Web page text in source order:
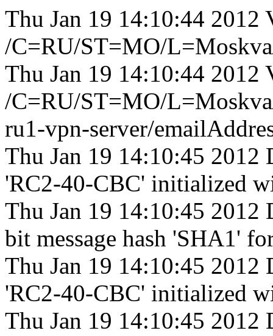
Thu Jan 19 14:10:44
/C=RU/ST=MO/
Thu Jan 19 14:10:44
/C=RU/ST=MO/
ru1-vpn-server/
Thu Jan 19 14:10:45 2012
'RC2-40-CBC' initialized
Thu Jan 19 14:10:45 2012
bit message hash 'SHA1'
Thu Jan 19 14:10:45 2012
'RC2-40-CBC' initialized
Thu Jan 19 14:10:45 2012